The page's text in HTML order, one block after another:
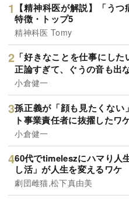
【精神科医が解説】「う
特徴・トップ5
精神科医 Tomy
「好きなことを仕事にし
正論すぎて、ぐうの音も出
小倉健一
孫正義が「顔も見たくない
ト事業責任者に抜擢したワ
小倉健一
60代でtimeleszにハマり人
し活」が人生を変えるワケ
劇団雌猫,松下真由美